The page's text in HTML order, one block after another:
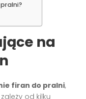
na
firan do pralni,
od kilku